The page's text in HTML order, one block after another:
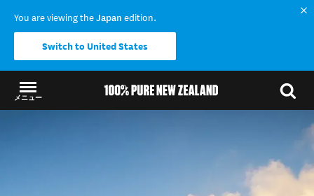
You are viewing theJapan edition.
Switch to United States
メニュー